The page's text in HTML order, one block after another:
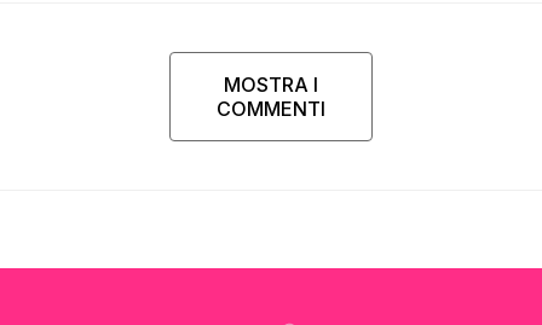
MOSTRA I
COMMENTI